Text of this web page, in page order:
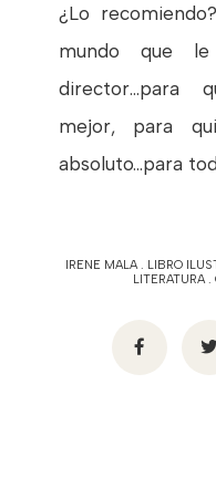
¿Lo
mundo que
director...para
mejor, para
absoluto...para
IRENE MALA. LIBRO
LITERATURA.